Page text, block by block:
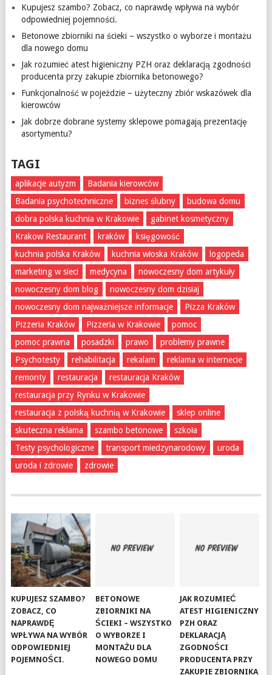
Kupujesz szambo? Zobacz, co naprawdę wpływa na wybór
odpowiedniej pojemności.
Betonowe zbiorniki na ścieki – wszystko o wyborze i montażu
dla nowego domu
Jak rozumieć atest higieniczny PZH oraz deklaracją zgodności
producenta przy zakupie zbiornika betonowego?
Funkcjonalność w pojeździe – użyteczny zbiór wskazówek dla
kierowców
Jak dobrze dobrane systemy sklepowe pomagają prezentację
asortymentu?
TAGI
aplikacje autyzm
Badania kierowców
Badania psychotechniczne
biznes ślubny
budowa domu
dobra polska kuchnia w Krakowie
gabinet kosmetyczny
Krakow Restaurant
kraków
księgowość
kuchnia polska Kraków
kuchnia włoska Kraków
logopeda
marketing w sieci
medycyna
nowoczesny dom artykuły
nowoczesny dom blog
nowoczesny dom dzisiaj
nowoczesny dom najważniejsze informacje
Pizza Kraków
Pizzeria Kraków
Pizzeria w Krakowie
pomoc
pomoc prawna
posadzki prawo
problemy prawne
Psychotesty
rehabilitacja rekalam
reklama w internecie
remonty
restauracja
restauracja Kraków
restauracja przy Rynku w Krakowie
restauracja z polską kuchnią w Krakowie
sklep online
skuteczna reklama
szambo betonowe
szkoła
Testy psychologiczne
transport miedzynarodowy
uroda
uroda i zdrowie
zdrowie
KUPUJESZ SZAMBO?
ZOBACZ, CO
NAPRAWDĘ
WPŁYWA NA WYBÓR
ODPOWIEDNIEJ
POJEMNOŚCI.
BETONOWE
ZBIORNIKI NA
ŚCIEKI – WSZYSTKO
O WYBORZE I
MONTAŻU DLA
NOWEGO DOMU
JAK ROZUMIEĆ
ATEST HIGIENICZNY
PZH ORAZ
DEKLARACJĄ
ZGODNOŚCI
PRODUCENTA PRZY
ZAKUPIE ZBIORNIKA